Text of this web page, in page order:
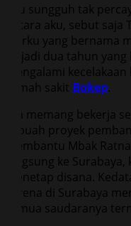
Aku sungguh tak
antara aku, sebut
iparku yang bernama
terjadi dua tahun
mengalami
rumah sakit Bokep.
Dia memang bekerja
sebuah proyek
membantu Mbak
langsung ke
menetap disana.
karena di Surabaya
semua saudaranya